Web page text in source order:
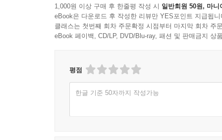
1,000원 이상 구매 후 한줄평 작성 시 일반회원 50원, 마니
eBook은 다운로드 후 작성한 리뷰만 YES포인트 지급됩니
클래스는 첫번째 회차 주문확정 시점부터 마지막 회차 주
eBook 페이백, CD/LP, DVD/Blu-ray, 패션 및 판매금지 상
평점
한글 기준 50자까지 작성가능